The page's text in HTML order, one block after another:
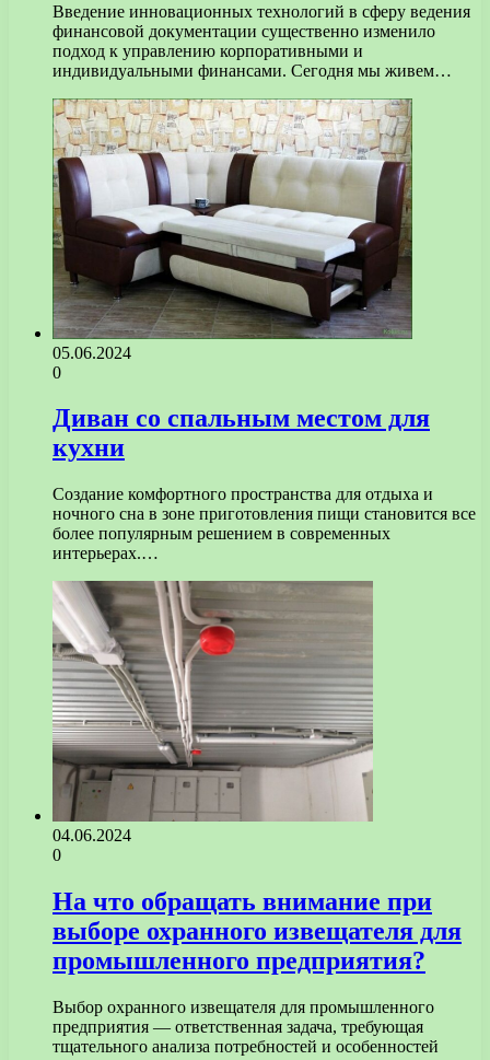
Введение инновационных технологий в сферу ведения
финансовой документации существенно изменило
подход к управлению корпоративными и
индивидуальными финансами. Сегодня мы живем…
05.06.2024
0
Диван со спальным местом для
кухни
Создание комфортного пространства для отдыха и
ночного сна в зоне приготовления пищи становится все
более популярным решением в современных
интерьерах.…
04.06.2024
0
На что обращать внимание при
выборе охранного извещателя для
промышленного предприятия?
Выбор охранного извещателя для промышленного
предприятия — ответственная задача, требующая
тщательного анализа потребностей и особенностей